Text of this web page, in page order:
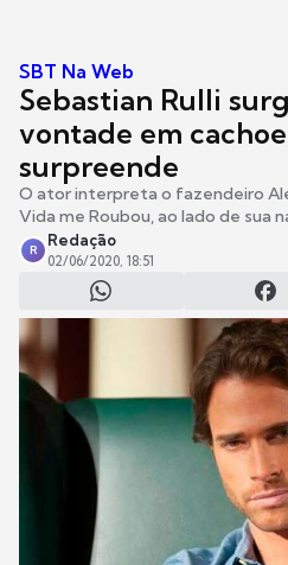
SBT Na Web
Sebastian Rulli
vontade em
surpreende
O ator interpreta o fazendeiro
Vida me Roubou, ao lado de sua
R
Redação
02/06/2020, 18:51